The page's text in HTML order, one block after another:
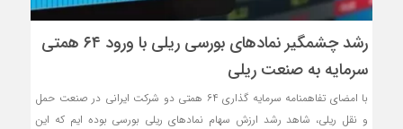
رشد چشمگیر نمادهای بورسی ریلی با ورود ۶۴ همتی
سرمایه به صنعت ریلی
با امضای تفاهمنامه سرمایه گذاری ۶۴ همتی دو شرکت ایرانی در صنعت حمل
و نقل ریلی، شاهد رشد ارزش سهام نمادهای ریلی بورسی بوده ایم که این